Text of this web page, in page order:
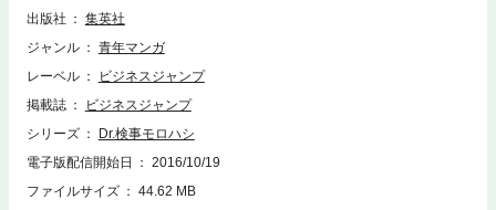
出版社
集英社
ジャンル
青年マンガ
レーベル
ビジネスジャンプ
掲載誌
ビジネスジャンプ
シリーズ
Dr.検事モロハシ
電子版配信開始日
2016/10/19
ファイルサイズ
44.62 MB